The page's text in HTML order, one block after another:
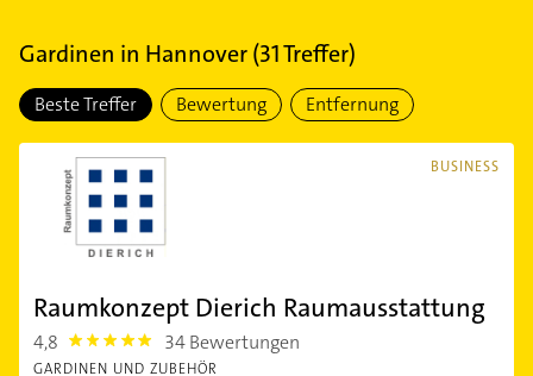
Gardinen in Hannover(31Treffer)
Beste Treffer Bewertung Entfernung
BUSINESS
Raumkonzept Dierich Raumausstattung
4,8 4.8 34 Bewertungen
GARDINEN UND ZUBEHÖR